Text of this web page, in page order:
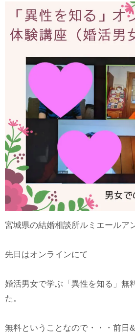
宮城県の結婚相談所ルミエールア
先日はオンラインにて
婚活男女で学ぶ「異性を知る」無
た。
無料ということなので・・・前日